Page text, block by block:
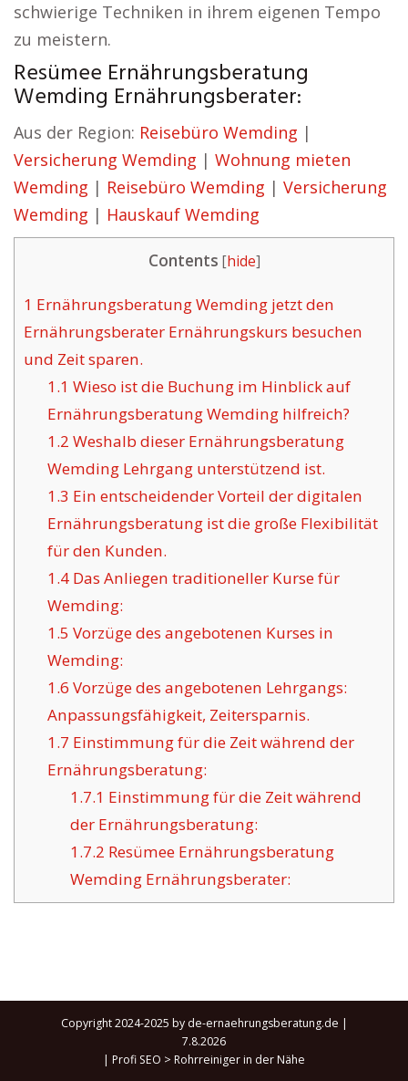
schwierige Techniken in ihrem eigenen Tempo
zu meistern.
Resümee Ernährungsberatung
Wemding Ernährungsberater:
Aus der Region: Reisebüro Wemding |
Versicherung Wemding | Wohnung mieten
Wemding | Reisebüro Wemding | Versicherung
Wemding | Hauskauf Wemding
Contents [hide]
1 Ernährungsberatung Wemding jetzt den
Ernährungsberater Ernährungskurs besuchen
und Zeit sparen.
1.1 Wieso ist die Buchung im Hinblick auf
Ernährungsberatung Wemding hilfreich?
1.2 Weshalb dieser Ernährungsberatung
Wemding Lehrgang unterstützend ist.
1.3 Ein entscheidender Vorteil der digitalen
Ernährungsberatung ist die große Flexibilität
für den Kunden.
1.4Das Anliegen traditioneller Kurse für
Wemding:
1.5 Vorzüge des angebotenen Kurses in
Wemding:
1.6 Vorzüge des angebotenen Lehrgangs:
Anpassungsfähigkeit, Zeitersparnis.
1.7 Einstimmung für die Zeit während der
Ernährungsberatung:
1.7.1 Einstimmung für die Zeit während
der Ernährungsberatung:
1.7.2 Resümee Ernährungsberatung
Wemding Ernährungsberater:
Copyright 2024-2025 by de-ernaehrungsberatung.de |
7.8.2026
| Profi SEO > Rohrreiniger in der Nähe